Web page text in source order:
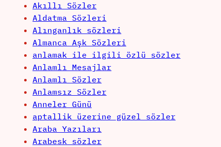
Akıllı Sözler
Aldatma Sözleri
Alınganlık sözleri
Almanca Aşk Sözleri
anlamak ile ilgili özlü sözler
Anlamlı Mesajlar
Anlamlı Sözler
Anlamsız Sözler
Anneler Günü
aptallik üzerine güzel sözler
Araba Yazıları
Arabesk sözler